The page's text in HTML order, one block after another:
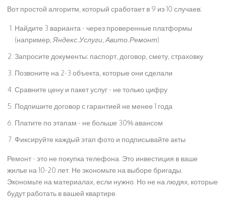
Вот простой алгоритм, который сработает в 9 из 10 случаев:
Найдите 3 варианта - через проверенные платформы
(например, Яндекс.Услуги, Авито.Ремонт)
Запросите документы: паспорт, договор, смету, страховку
Позвоните на 2-3 объекта, которые они сделали
Сравните цену и пакет услуг - не только цифру
Подпишите договор с гарантией не менее 1 года
Платите по этапам - не больше 30% авансом
Фиксируйте каждый этап фото и подписывайте акты
Ремонт - это не покупка телефона. Это инвестиция в ваше
жилье на 10-20 лет. Не экономьте на выборе бригады.
Экономьте на материалах, если нужно. Но не на людях, которые
будут работать в вашей квартире.